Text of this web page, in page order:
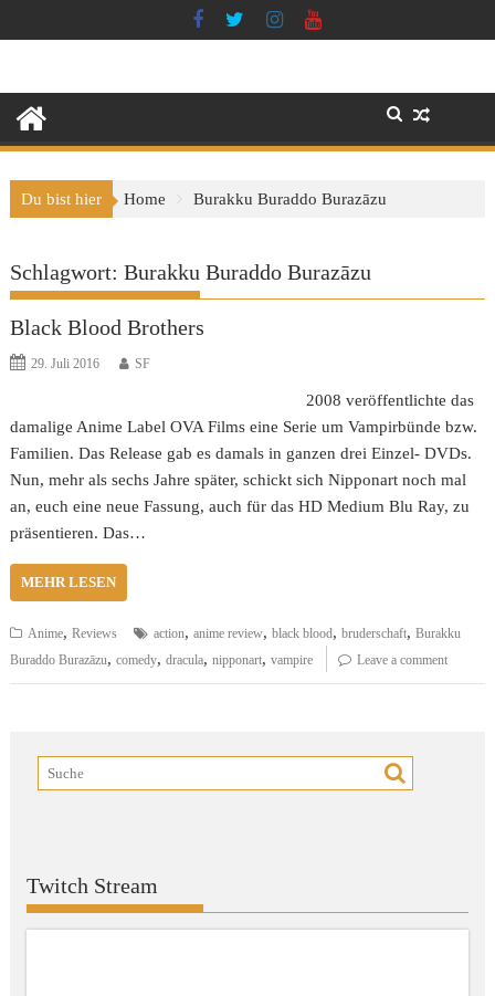
to
Du bist hier Home Burakku Buraddo Burazāzu
Schlagwort:Burakku Buraddo Burazāzu
Black Blood Brothers
29. Juli 2016 SF
2008 veröffentlichte das
damalige Anime Label OVA Films eine Serie um Vampirbünde bzw.
Familien. Das Release gab es damals in ganzen drei Einzel- DVDs.
Nun, mehr als sechs Jahre später, schickt sich Nipponart noch mal
an, euch eine neue Fassung, auch für das HD Medium Blu Ray, zu
präsentieren. Das…
MEHR LESEN
Anime,Reviews action,anime review,black blood,bruderschaft,Burakku
Buraddo Burazāzu,comedy,dracula,nipponart,vampire Leave a comment
Twitch Stream